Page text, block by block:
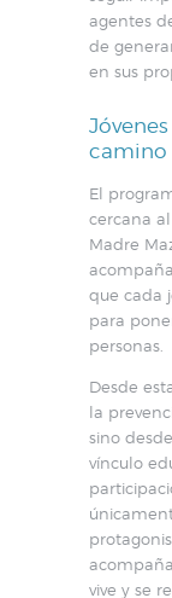
agentes
de
en sus
camino
El
cercana
Madre
que cada
para
personas.
Desde
la
sino
vínculo
vive y se